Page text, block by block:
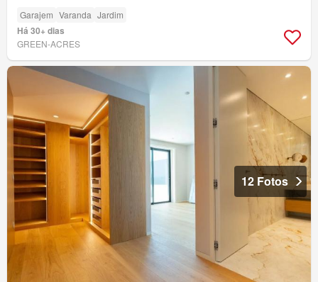
Garajem Varanda Jardim
Há 30+ dias
GREEN-ACRES
12 Fotos